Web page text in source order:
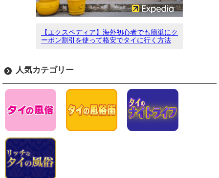
【エクスペディア】海外初心者でも簡単にク
ーポン割引を使って格安でタイに行く方法
人気カテゴリー